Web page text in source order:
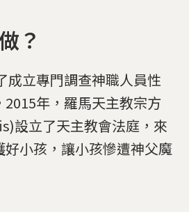
？
成立專門調查神職人員性
年，羅馬天主教宗方
設立了天主教會法庭，來
小孩，讓小孩慘遭神父魔